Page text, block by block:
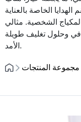
الخاصة بالعناية
الشخصية. مثالي
وحلول تغليف طويلة
الأمد.
مجموعة المنتجات